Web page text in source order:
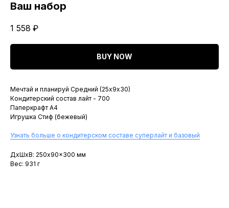
Ваш набор
1 558 ₽
BUY NOW
Мечтай и планируй Средний (25х9х30)
Кондитерский состав лайт - 700
Паперкрафт A4
Игрушка Стиф (бежевый)
Узнать больше о кондитерском составе суперлайт и базовый
ДxШxВ: 250x90x300 мм
Вес: 931 г